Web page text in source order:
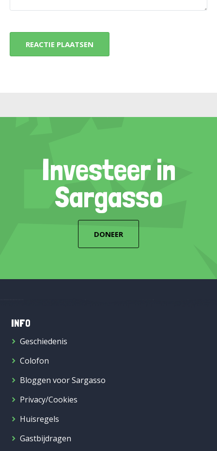
Investeer in
Sargasso
DONEER
INFO
Geschiedenis
Colofon
Bloggen voor Sargasso
Privacy/Cookies
Huisregels
Gastbijdragen